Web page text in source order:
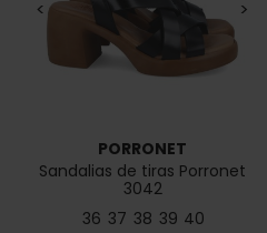
< >
PORRONET
Sandalias de tiras Porronet
3042
36 37 38 39 40